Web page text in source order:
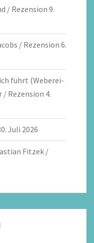
/ Rezension 9.
/ Rezension 6.
führt (Weberei-
/ Rezension 4.
Juli 2026
Fitzek /